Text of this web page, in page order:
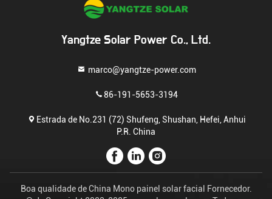
Yangtze Solar Power Co., Ltd.
marco@yangtze-power.com
86-191-5653-3194
Estrada de No.231 (72) Shufeng, Shushan, Hefei, Anhui
P.R. China
Boa qualidade de China Mono painel solar facial Fornecedor.